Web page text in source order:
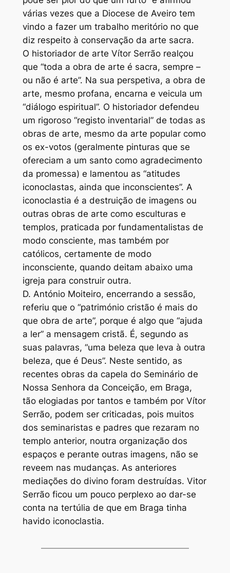
várias vezes que a Diocese de Aveiro tem
vindo a fazer um trabalho meritório no que
diz respeito à conservação da arte sacra.
O historiador de arte Vítor Serrão realçou
que “toda a obra de arte é sacra, sempre –
ou não é arte”. Na sua perspetiva, a obra de
arte, mesmo profana, encarna e veicula um
“diálogo espiritual”. O historiador defendeu
um rigoroso “registo inventarial” de todas as
obras de arte, mesmo da arte popular como
os ex-votos (geralmente pinturas que se
ofereciam a um santo como agradecimento
da promessa) e lamentou as “atitudes
iconoclastas, ainda que inconscientes”. A
iconoclastia é a destruição de imagens ou
outras obras de arte como esculturas e
templos, praticada por fundamentalistas de
modo consciente, mas também por
católicos, certamente de modo
inconsciente, quando deitam abaixo uma
igreja para construir outra.
D. António Moiteiro, encerrando a sessão,
referiu que o “património cristão é mais do
que obra de arte”, porque é algo que “ajuda
a ler” a mensagem cristã. É, segundo as
suas palavras, “uma beleza que leva à outra
beleza, que é Deus”. Neste sentido, as
recentes obras da capela do Seminário de
Nossa Senhora da Conceição, em Braga,
tão elogiadas por tantos e também por Vítor
Serrão, podem ser criticadas, pois muitos
dos seminaristas e padres que rezaram no
templo anterior, noutra organização dos
espaços e perante outras imagens, não se
reveem nas mudanças. As anteriores
mediações do divino foram destruídas. Vitor
Serrão ficou um pouco perplexo ao dar-se
conta na tertúlia de que em Braga tinha
havido iconoclastia.